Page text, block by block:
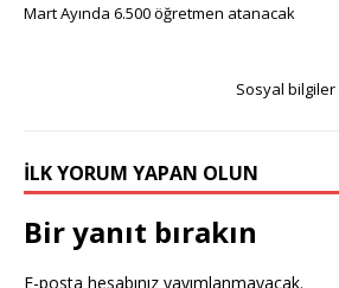
Mart Ayında 6.500 öğretmen atanacak
Sosyal
İLK YORUM YAPAN OLUN
Bir yanıt bırakın
E-posta hesabınız yayımlanmayacak.